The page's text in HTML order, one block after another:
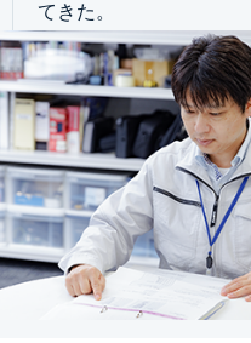
てきた。